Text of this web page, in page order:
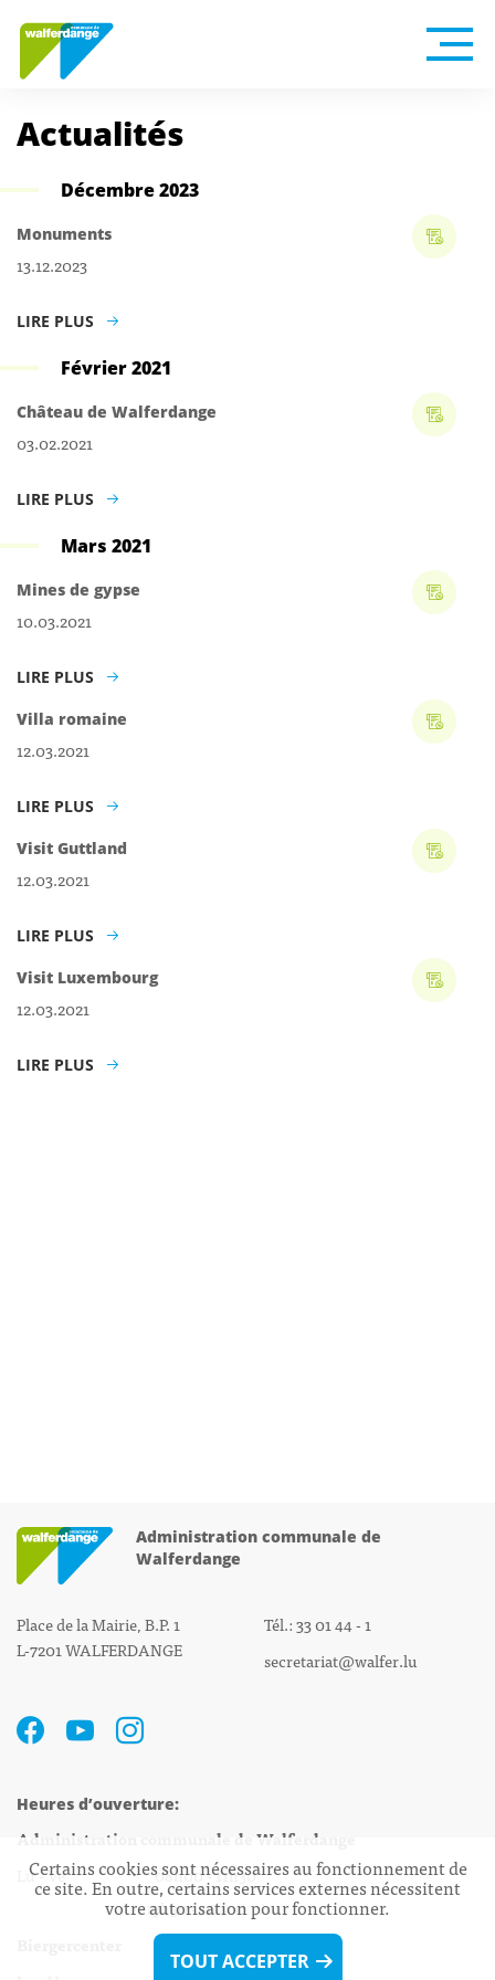
Actualités
Décembre 2023
Monuments
13.12.2023
LIRE PLUS
Février 2021
Château de Walferdange
03.02.2021
LIRE PLUS
Mars 2021
Mines de gypse
10.03.2021
LIRE PLUS
Villa romaine
12.03.2021
LIRE PLUS
Visit Guttland
12.03.2021
LIRE PLUS
Visit Luxembourg
12.03.2021
LIRE PLUS
Administration communale de
Walferdange
Place de la Mairie, B.P. 1
L-7201 WALFERDANGE
Tél.: 33 01 44 - 1
secretariat@walfer.lu
Heures d’ouverture:
Administration communale de Walferdange
Lu - Ve 08h00 - 11h30
13h30 - 16h00
Certains cookies sont nécessaires au fonctionnement de
ce site. En outre, certains services externes nécessitent
votre autorisation pour fonctionner.
TOUT ACCEPTER